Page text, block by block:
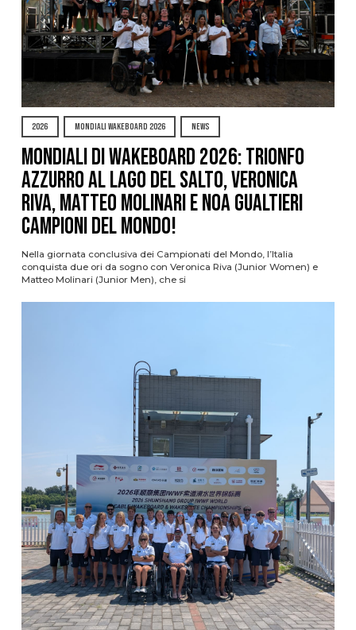
2026 MONDIALI WAKEBOARD 2026 NEWS
Mondiali di Wakeboard 2026: trionfo
azzurro al Lago del Salto, Veronica
Riva, Matteo Molinari e Noa Gualtieri
campioni del mondo!
Nella giornata conclusiva dei Campionati del Mondo, l’Italia
conquista due ori da sogno con Veronica Riva (Junior Women) e
Matteo Molinari (Junior Men), che si